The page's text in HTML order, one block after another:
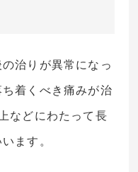
治りが異常になっ
着くべき痛みが治
などにわたって長
ます。